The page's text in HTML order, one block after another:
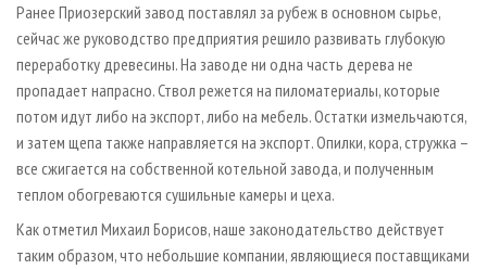
Ранее Приозерский завод поставлял за рубеж в основном сырье,
сейчас же руководство предприятия решило развивать глубокую
переработку древесины. На заводе ни одна часть дерева не
пропадает напрасно. Ствол режется на пиломатериалы, которые
потом идут либо на экспорт, либо на мебель. Остатки измельчаются,
и затем щепа также направляется на экспорт. Опилки, кора, стружка –
все сжигается на собственной котельной завода, и полученным
теплом обогреваются сушильные камеры и цеха.
Как отметил Михаил Борисов, наше законодательство действует
таким образом, что небольшие компании, являющиеся поставщиками